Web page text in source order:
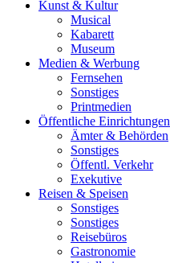
Kunst & Kultur
Musical
Kabarett
Museum
Medien & Werbung
Fernsehen
Sonstiges
Printmedien
Öffentliche Einrichtungen
Ämter & Behörden
Sonstiges
Öffentl. Verkehr
Exekutive
Reisen & Speisen
Sonstiges
Sonstiges
Reisebüros
Gastronomie